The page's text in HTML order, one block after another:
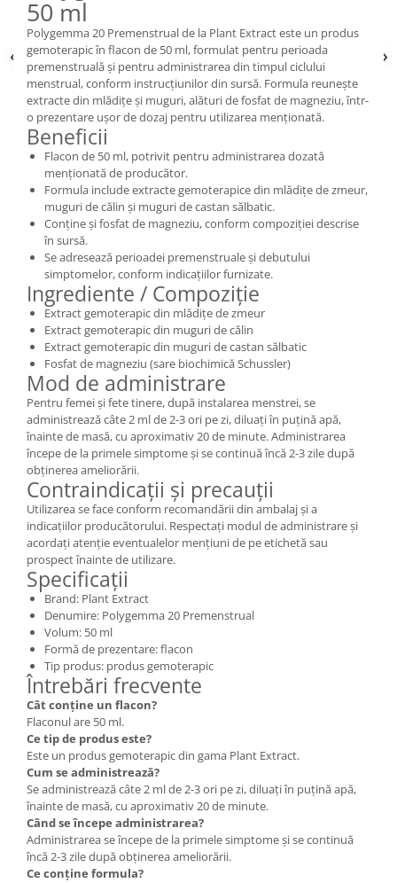
50 ml
Polygemma 20 Premenstrual de la Plant Extract este un produs
gemoterapic în flacon de 50 ml, formulat pentru perioada
premenstruală și pentru administrarea din timpul ciclului
menstrual, conform instrucțiunilor din sursă. Formula reunește
extracte din mlădițe și muguri, alături de fosfat de magneziu, într-
o prezentare ușor de dozaj pentru utilizarea menționată.
Beneficii
Flacon de 50 ml, potrivit pentru administrarea dozată
menționată de producător.
Formula include extracte gemoterapice din mlădițe de zmeur,
muguri de călin și muguri de castan sălbatic.
Conține și fosfat de magneziu, conform compoziției descrise
în sursă.
Se adresează perioadei premenstruale și debutului
simptomelor, conform indicațiilor furnizate.
Ingrediente / Compoziție
Extract gemoterapic din mlădițe de zmeur
Extract gemoterapic din muguri de călin
Extract gemoterapic din muguri de castan sălbatic
Fosfat de magneziu (sare biochimică Schussler)
Mod de administrare
Pentru femei și fete tinere, după instalarea menstrei, se
administrează câte 2 ml de 2-3 ori pe zi, diluați în puțină apă,
înainte de masă, cu aproximativ 20 de minute. Administrarea
începe de la primele simptome și se continuă încă 2-3 zile după
obținerea ameliorării.
Contraindicații și precauții
Utilizarea se face conform recomandării din ambalaj și a
indicațiilor producătorului. Respectați modul de administrare și
acordați atenție eventualelor mențiuni de pe etichetă sau
prospect înainte de utilizare.
Specificații
Brand: Plant Extract
Denumire: Polygemma 20 Premenstrual
Volum: 50 ml
Formă de prezentare: flacon
Tip produs: produs gemoterapic
Întrebări frecvente
Cât conține un flacon?
Flaconul are 50 ml.
Ce tip de produs este?
Este un produs gemoterapic din gama Plant Extract.
Cum se administrează?
Se administrează câte 2 ml de 2-3 ori pe zi, diluați în puțină apă,
înainte de masă, cu aproximativ 20 de minute.
Când se începe administrarea?
Administrarea se începe de la primele simptome și se continuă
încă 2-3 zile după obținerea ameliorării.
Ce conține formula?